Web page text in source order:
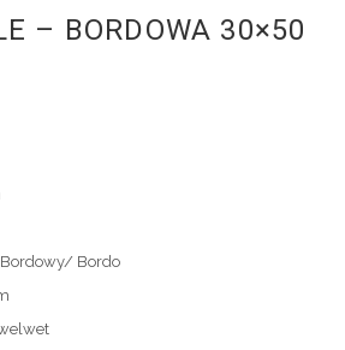
– BORDOWA 30×50
Bordo